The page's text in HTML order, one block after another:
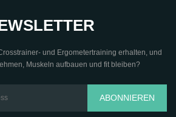
und Ergometertraining erhalten, und
Muskeln aufbauen und fit bleiben?
ABONNIEREN